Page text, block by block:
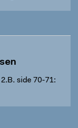
side 70-71: